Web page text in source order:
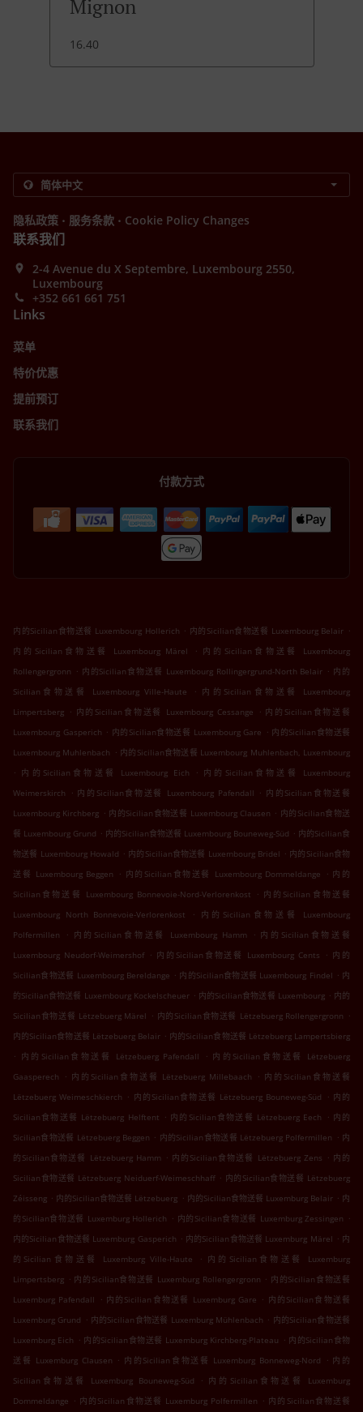
Mignon
16.40
隐私政策 . 服务条款 . Cookie Policy Changes
联系我们
2-4 Avenue du X Septembre, Luxembourg 2550,
Luxembourg
+352 661 661 751
Links
菜单
特价优惠
提前预订
联系我们
付款方式
内的Sicilian食物送餐 Luxembourg Hollerich . 内的Sicilian食物送餐 Luxembourg Belair .
内的Sicilian食物送餐 Luxembourg Märel
. 内的Sicilian食物送餐 Luxembourg
Rollengergronn . 内的Sicilian食物送餐 Luxembourg Rollingergrund-North Belair . 内的
Sicilian食物送餐 Luxembourg Ville-Haute
. 内的Sicilian食物送餐 Luxembourg
Limpertsberg . 内的Sicilian食物送餐 Luxembourg Cessange . 内的Sicilian食物送餐
Luxembourg Gasperich . 内的Sicilian食物送餐 Luxembourg Gare . 内的Sicilian食物送餐
Luxembourg Muhlenbach . 内的Sicilian食物送餐 Luxembourg Muhlenbach, Luxembourg
. 内的Sicilian食物送餐 Luxembourg Eich . 内的Sicilian食物送餐 Luxembourg
Weimerskirch
. 内的Sicilian食物送餐 Luxembourg Pafendall . 内的Sicilian食物送餐
Luxembourg Kirchberg . 内的Sicilian食物送餐 Luxembourg Clausen . 内的Sicilian食物送
餐 Luxembourg Grund . 内的Sicilian食物送餐 Luxembourg Bouneweg-Süd . 内的Sicilian食
物送餐 Luxembourg Howald . 内的Sicilian食物送餐 Luxembourg Bridel . 内的Sicilian食物
送餐 Luxembourg Beggen
. 内的Sicilian食物送餐 Luxembourg Dommeldange . 内的
Sicilian食物送餐 Luxembourg Bonnevoie-Nord-Verlorenkost
. 内的Sicilian食物送餐
Luxembourg North Bonnevoie-Verlorenkost
.
内的Sicilian食物送餐 Luxembourg
Polfermillen
. 内的Sicilian食物送餐 Luxembourg Hamm . 内的Sicilian食物送餐
Luxembourg Neudorf-Weimershof . 内的Sicilian食物送餐 Luxembourg Cents . 内的
Sicilian食物送餐 Luxembourg Bereldange . 内的Sicilian食物送餐 Luxembourg Findel . 内
的Sicilian食物送餐 Luxembourg Kockelscheuer . 内的Sicilian食物送餐 Luxembourg . 内的
Sicilian食物送餐 Lëtzebuerg Märel . 内的Sicilian食物送餐 Lëtzebuerg Rollengergronn .
内的Sicilian食物送餐 Lëtzebuerg Belair . 内的Sicilian食物送餐 Lëtzebuerg Lampertsbierg
. 内的Sicilian食物送餐 Lëtzebuerg Pafendall . 内的Sicilian食物送餐 Lëtzebuerg
Gaasperech
. 内的Sicilian食物送餐 Lëtzebuerg Millebaach . 内的Sicilian食物送餐
Lëtzebuerg Weimeschkierch . 内的Sicilian食物送餐 Lëtzebuerg Bouneweg-Süd . 内的
Sicilian食物送餐 Lëtzebuerg Helftent . 内的Sicilian食物送餐 Lëtzebuerg Eech . 内的
Sicilian食物送餐 Lëtzebuerg Beggen . 内的Sicilian食物送餐 Lëtzebuerg Polfermillen . 内
的Sicilian食物送餐 Lëtzebuerg Hamm . 内的Sicilian食物送餐 Lëtzebuerg Zens . 内的
Sicilian食物送餐 Lëtzebuerg Neiduerf-Weimeschhaff . 内的Sicilian食物送餐 Lëtzebuerg
Zéisseng . 内的Sicilian食物送餐 Lëtzebuerg . 内的Sicilian食物送餐 Luxemburg Belair . 内
的Sicilian食物送餐 Luxemburg Hollerich . 内的Sicilian食物送餐 Luxemburg Zessingen .
内的Sicilian食物送餐 Luxemburg Gasperich . 内的Sicilian食物送餐 Luxemburg Märel . 内
的Sicilian食物送餐 Luxemburg Ville-Haute
. 内的Sicilian食物送餐 Luxemburg
Limpertsberg . 内的Sicilian食物送餐 Luxemburg Rollengergronn . 内的Sicilian食物送餐
Luxemburg Pafendall
. 内的Sicilian食物送餐 Luxemburg Gare . 内的Sicilian食物送餐
Luxemburg Grund . 内的Sicilian食物送餐 Luxemburg Mühlenbach . 内的Sicilian食物送餐
Luxemburg Eich . 内的Sicilian食物送餐 Luxemburg Kirchberg-Plateau . 内的Sicilian食物
送餐 Luxemburg Clausen . 内的Sicilian食物送餐 Luxemburg Bonneweg-Nord . 内的
Sicilian食物送餐 Luxemburg Bouneweg-Süd
. 内的Sicilian食物送餐 Luxemburg
Dommeldange . 内的Sicilian食物送餐 Luxemburg Polfermillen . 内的Sicilian食物送餐